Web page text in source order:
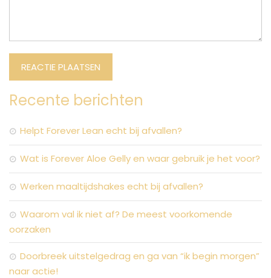
Recente berichten
Helpt Forever Lean echt bij afvallen?
Wat is Forever Aloe Gelly en waar gebruik je het voor?
Werken maaltijdshakes echt bij afvallen?
Waarom val ik niet af? De meest voorkomende
oorzaken
Doorbreek uitstelgedrag en ga van “ik begin morgen”
naar actie!